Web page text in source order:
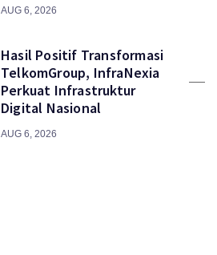
AUG 6, 2026
Hasil Positif Transformasi
TelkomGroup, InfraNexia
Perkuat Infrastruktur
Digital Nasional
AUG 6, 2026